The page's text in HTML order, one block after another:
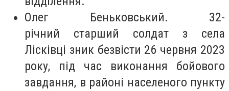
Олег Беньковський. 32-
річний старший солдат з села
Лісківці зник безвісти 26 червня 2023
року, під час виконання бойового
завдання, в районі населеного пункту